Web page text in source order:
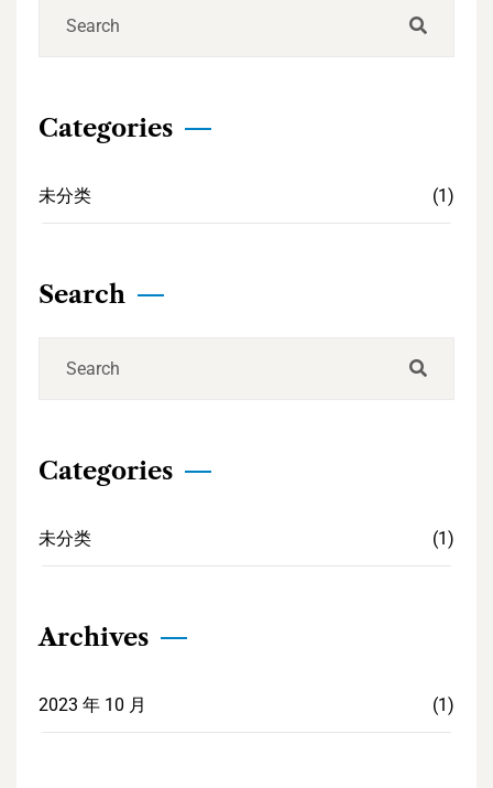
Categories
未分类 (1)
Search
Categories
未分类 (1)
Archives
2023 年 10 月 (1)